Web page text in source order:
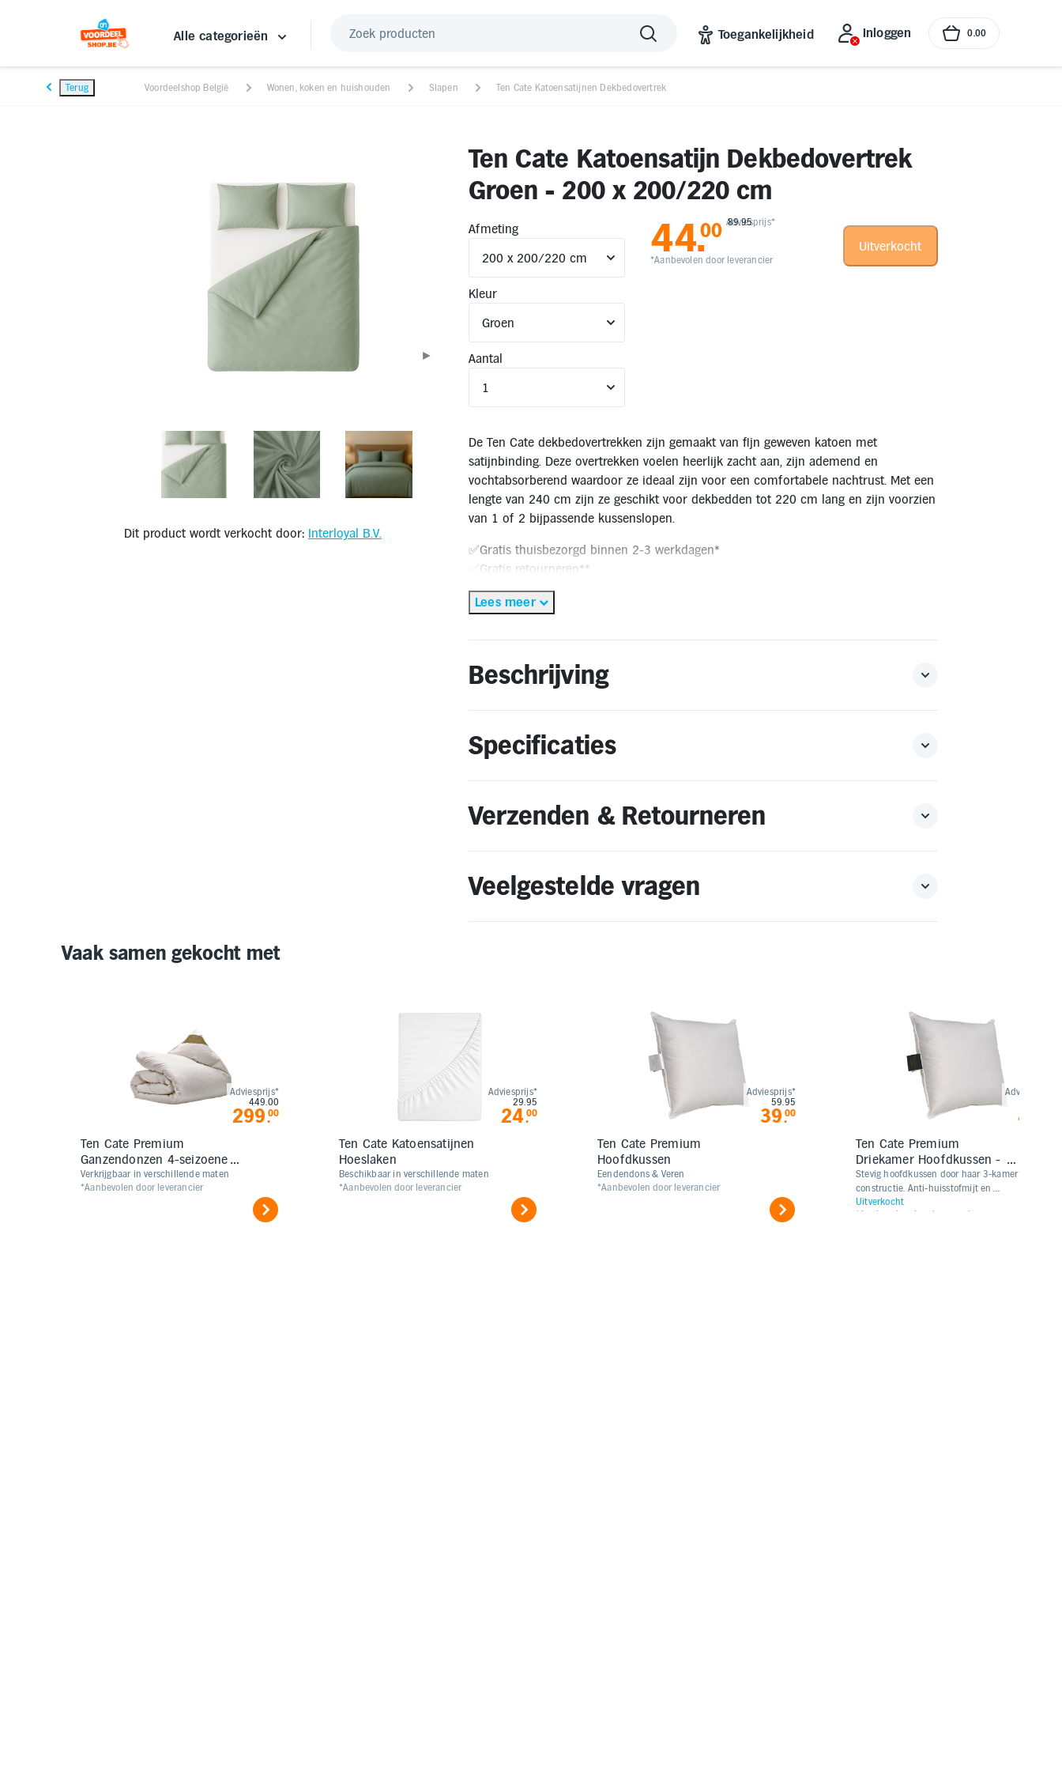
Alle categorieën Toegankelijkheid Inloggen 0.00
Terug Voordeelshop België Wonen, koken en huishouden Slapen Ten Cate Katoensatijnen Dekbedovertrek
Ten Cate Katoensatijn Dekbedovertrek
Groen - 200 x 200/220 cm
Afmeting
Kleur
Aantal
44.00 Adviesprijs*
89.95
*Aanbevolen door leverancier
Uitverkocht
De Ten Cate dekbedovertrekken zijn gemaakt van fijn geweven katoen met
satijnbinding. Deze overtrekken voelen heerlijk zacht aan, zijn ademend en
vochtabsorberend waardoor ze ideaal zijn voor een comfortabele nachtrust. Met een
lengte van 240 cm zijn ze geschikt voor dekbedden tot 220 cm lang en zijn voorzien
van 1 of 2 bijpassende kussenslopen.
✅Gratis thuisbezorgd binnen 2-3 werkdagen*
✅Gratis retourneren**
🔔OP = OP
voor levering in het buitenland is niet mogelijk.
willen retouneren, dan is dit voor eigen rekening.
Lees meer
Beschrijving
Specificaties
Verzenden & Retourneren
Veelgestelde vragen
►
Dit product wordt verkocht door: Interloyal B.V.
Vaak samen gekocht met
Adviesprijs*
449.00
299.00
Ten Cate Premium
Ganzendonzen 4-seizoenen
Dekbed
Verkrijgbaar in verschillende maten
*Aanbevolen door leverancier
Adviesprijs*
29.95
24.00
Ten Cate Katoensatijnen
Hoeslaken
Beschikbaar in verschillende maten
*Aanbevolen door leverancier
Adviesprijs*
59.95
39.00
Ten Cate Premium
Hoofdkussen
Eendendons & Veren
*Aanbevolen door leverancier
Adviesprijs*
49
Ten Cate Premium
Driekamer Hoofdkussen - 60
x 70 cm
Stevig hoofdkussen door haar 3-kamer
constructie. Anti-huisstofmijt en
gevuld met eenden dons en veren.
Uitverkocht
*Aanbevolen door leverancier